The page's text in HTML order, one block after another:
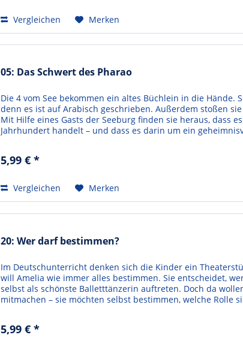
Vergleichen Merken
05: Das Schwert des Pharao
Die 4 vom See bekommen ein altes Büchlein in die Hände.
denn es ist auf Arabisch geschrieben. Außerdem stoßen
Mit Hilfe eines Gasts der Seeburg finden sie heraus, dass
Jahrhundert handelt – und dass es darin um ein
5,99 € *
Vergleichen Merken
20: Wer darf bestimmen?
Im Deutschunterricht denken sich die Kinder ein
will Amelia wie immer alles bestimmen. Sie entscheidet,
selbst als schönste Balletttänzerin auftreten. Doch da
mitmachen – sie möchten selbst bestimmen, welche Rolle
5,99 € *